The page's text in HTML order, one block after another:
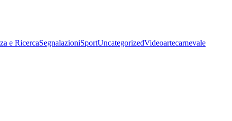
e RicercaSegnalazioniSportUncategorizedVideoartecarnevale